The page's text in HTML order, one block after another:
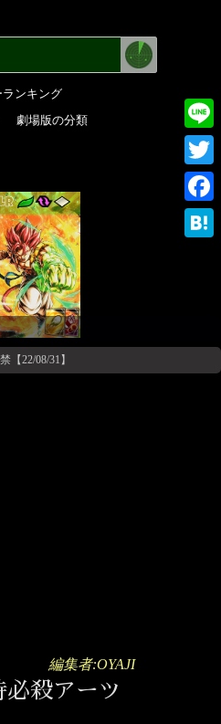
ンキング
劇場版の分類
22/08/31】
殺アーツ
編集者:OYAJI
Line
検
索